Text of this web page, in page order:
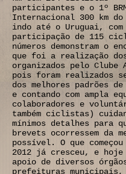
participantes e o 1º
Internacional 300 km
indo até o Uruguai, com
participação de 115
números demonstram o
que foi a realização
organizados pelo Clube
pois foram realizados
dos melhores padrões
e contando com ampla
colaboradores e
também ciclistas)
mínimos detalhes para
brevets ocorressem da
possível. O que começou
2012 já cresceu, e hoje
apoio de diversos
prefeituras municipais,